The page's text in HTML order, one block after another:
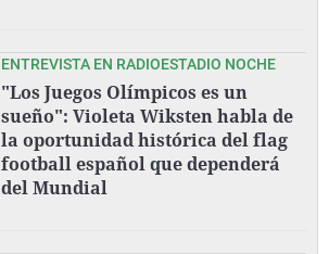
ENTREVISTA EN RADIOESTADIO NOCHE
"Los Juegos Olímpicos es un
sueño": Violeta Wiksten habla de
la oportunidad histórica del flag
football español que dependerá
del Mundial